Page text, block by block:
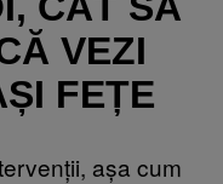
VEZI
FEȚE
așa cum